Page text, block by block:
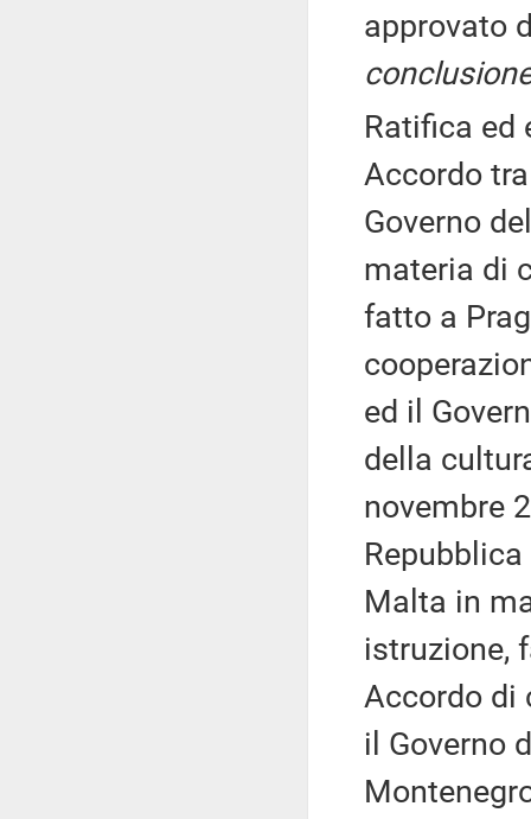
approvato
Ratifica ed
Accordo
Governo
materia di
fatto a
ed il
della
novembre
Malta in
istruzione,
Accordo di
il Governo